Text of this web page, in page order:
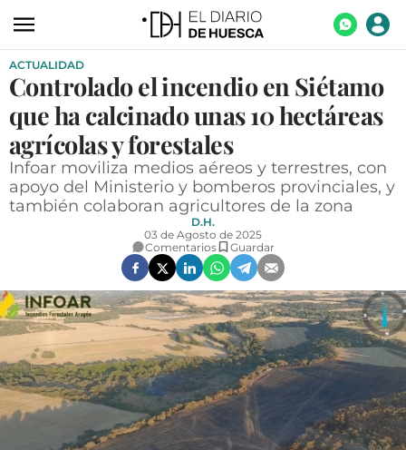
ACTUALIDAD
ECONOMÍA
TECNOLOGÍA
TURISMO
AGROALIMENTACIÓN
SOCIEDAD
OPINIÓN
GALERÍAS
VÍDEOS
CONTACTAR
ACTUALIDAD
Controlado el incendio en Siétamo
que ha calcinado unas 10 hectáreas
agrícolas y forestales
Infoar moviliza medios aéreos y terrestres, con
apoyo del Ministerio y bomberos provinciales, y
también colaboran agricultores de la zona
D.H.
03 de Agosto de 2025
Comentarios
Guardar